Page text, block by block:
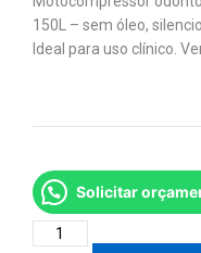
150L – sem óleo,
Ideal para uso clínico.
Solicitar